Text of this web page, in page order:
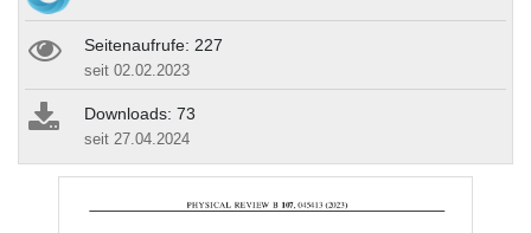
Seitenaufrufe: 227
seit 02.02.2023
Downloads: 73
seit 27.04.2024